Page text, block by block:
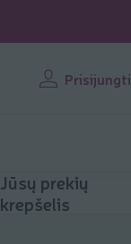
Prisijungti
Jūsų prekių
krepšelis